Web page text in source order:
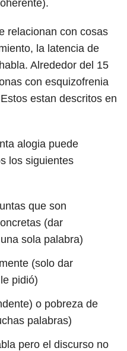
relacionan con cosas
la latencia de
Alrededor del 15
con esquizofrenia
estan descritos en
alogia puede
los siguientes
que son
(dar
sola palabra)
(solo dar
pidió)
o pobreza de
palabras)
pero el discurso no